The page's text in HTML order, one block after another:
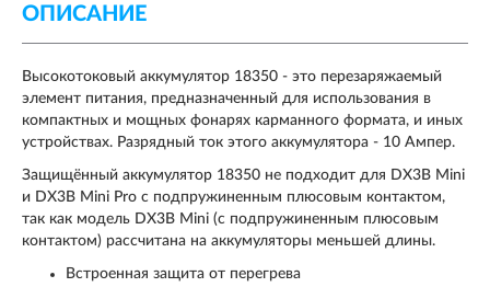
ОПИСАНИЕ
Высокотоковый аккумулятор 18350 - это перезаряжаемый
элемент питания, предназначенный для использования в
компактных и мощных фонарях карманного формата, и иных
устройствах. Разрядный ток этого аккумулятора - 10 Ампер.
Защищённый аккумулятор 18350 не подходит для DX3B Mini
и DX3B Mini Pro с подпружиненным плюсовым контактом,
так как модель DX3B Mini (с подпружиненным плюсовым
контактом) рассчитана на аккумуляторы меньшей длины.
Встроенная защита от перегрева